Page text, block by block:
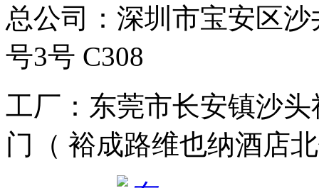
总公司：深圳市宝安区
号3号 C308
工厂：东莞市长安镇沙
门（ 裕成路维也纳酒店